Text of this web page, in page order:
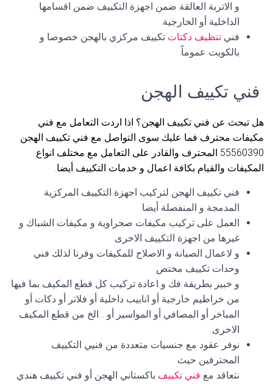
و الاتربة العالقة ضمن اجهزة التكييف ضمن اقسامها
الداخلية أو الخارجية.
فني تنظيف دكتات تكييف مركزي بالهجن خصوصا و
بالكويت عموماً.
فني تكييف الهجن
هل تبحث عن فني تكييف الهجن؟ اذا اردت التعامل مع فني
مكيفات محترف فما عليك سوى التواصل مع فني تكييف الهجن
55560390 المحترف والقادر على التعامل مع مختلف انواع
المكيفات والقيام بكافة اعمال و خدمات التكييف أيضا.
فني تكييف الهجن لتركيب اجهزة التكييف المركزية
المدمجة و المنفصلة أيضا.
العمل على تركيب مكيفات صحراوية و مكيفات الشباك و
غيرها من اجهزة التكييف الاخرى.
و لاعمال الصيانة و الاصلاح للمكيفات وفرنا لذلك فني
وحدات تكييف مختص
و خبير بطريقة فك و اعادة تركيب كل قطع المكيف بما فيها
من خراطيم خارجية أو انابيب داخلية أو فلاتر أو دكات أو
المباخر أو المصافي أو المواسير أو …الخ من قطع المكيف
الاخرى.
نوفر عقود مع جنسيات متعددة من فنيي التكييف
المحترفين حيث
نتعاقد مع فني تكييف باكستاني الهجن أو فني تكييف هندي